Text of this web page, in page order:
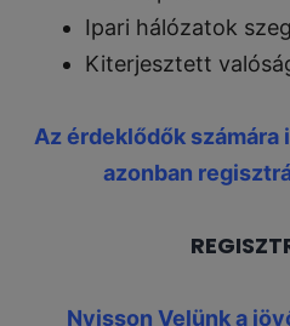
Ipari hálózatok
Kiterjesztett
Az érdeklődők
azonban
Nyisson Velünk a